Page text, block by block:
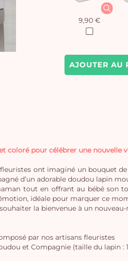
AJOUTER AU
9,90 €
coloré pour célébrer une nouvelle
ont imaginé un bouquet
d’un adorable doudou lapin
tout en offrant au bébé son
idéale pour marquer ce
la bienvenue à un
par nos artisans fleuristes
et Compagnie (taille du lapin